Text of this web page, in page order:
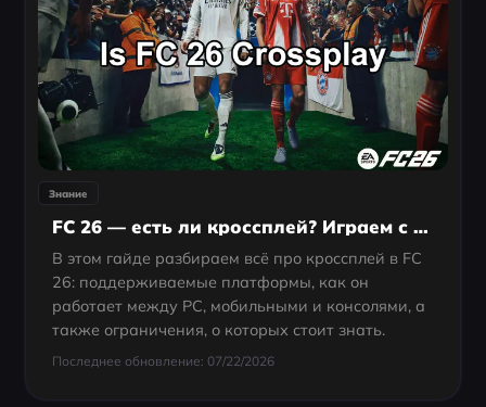
Знание
FC 26 — есть ли кроссплей? Играем с друзьями на разных платформах
В этом гайде разбираем всё про кроссплей в FC
26: поддерживаемые платформы, как он
работает между PC, мобильными и консолями, а
также ограничения, о которых стоит знать.
Последнее обновление: 07/22/2026